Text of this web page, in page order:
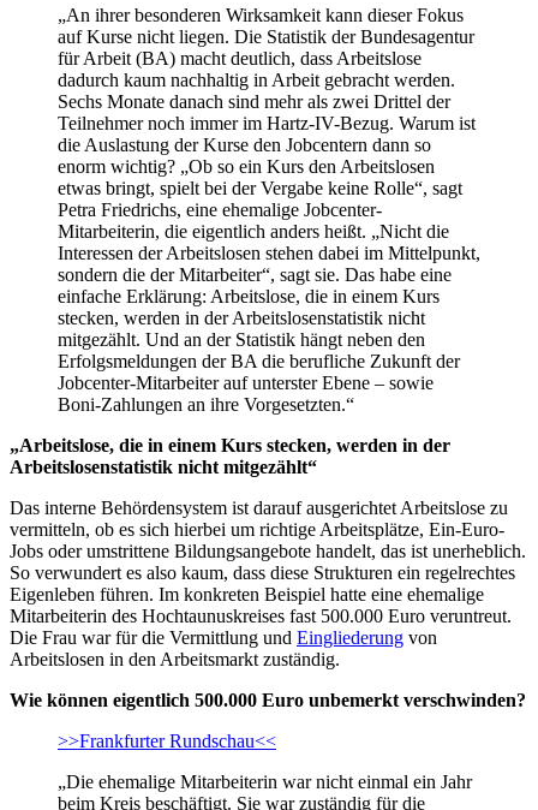
„An ihrer besonderen Wirksamkeit kann dieser Fokus
auf Kurse nicht liegen. Die Statistik der Bundesagentur
für Arbeit (BA) macht deutlich, dass Arbeitslose
dadurch kaum nachhaltig in Arbeit gebracht werden.
Sechs Monate danach sind mehr als zwei Drittel der
Teilnehmer noch immer im Hartz-IV-Bezug. Warum ist
die Auslastung der Kurse den Jobcentern dann so
enorm wichtig? „Ob so ein Kurs den Arbeitslosen
etwas bringt, spielt bei der Vergabe keine Rolle“, sagt
Petra Friedrichs, eine ehemalige Jobcenter-
Mitarbeiterin, die eigentlich anders heißt. „Nicht die
Interessen der Arbeitslosen stehen dabei im Mittelpunkt,
sondern die der Mitarbeiter“, sagt sie. Das habe eine
einfache Erklärung: Arbeitslose, die in einem Kurs
stecken, werden in der Arbeitslosenstatistik nicht
mitgezählt. Und an der Statistik hängt neben den
Erfolgsmeldungen der BA die berufliche Zukunft der
Jobcenter-Mitarbeiter auf unterster Ebene – sowie
Boni-Zahlungen an ihre Vorgesetzten.“
„Arbeitslose, die in einem Kurs stecken, werden in der
Arbeitslosenstatistik nicht mitgezählt“
Das interne Behördensystem ist darauf ausgerichtet Arbeitslose zu
vermitteln, ob es sich hierbei um richtige Arbeitsplätze, Ein-Euro-
Jobs oder umstrittene Bildungsangebote handelt, das ist unerheblich.
So verwundert es also kaum, dass diese Strukturen ein regelrechtes
Eigenleben führen. Im konkreten Beispiel hatte eine ehemalige
Mitarbeiterin des Hochtaunuskreises fast 500.000 Euro veruntreut.
Die Frau war für die Vermittlung und Eingliederung von
Arbeitslosen in den Arbeitsmarkt zuständig.
Wie können eigentlich 500.000 Euro unbemerkt verschwinden?
>>Frankfurter Rundschau<<
„Die ehemalige Mitarbeiterin war nicht einmal ein Jahr
beim Kreis beschäftigt. Sie war zuständig für die